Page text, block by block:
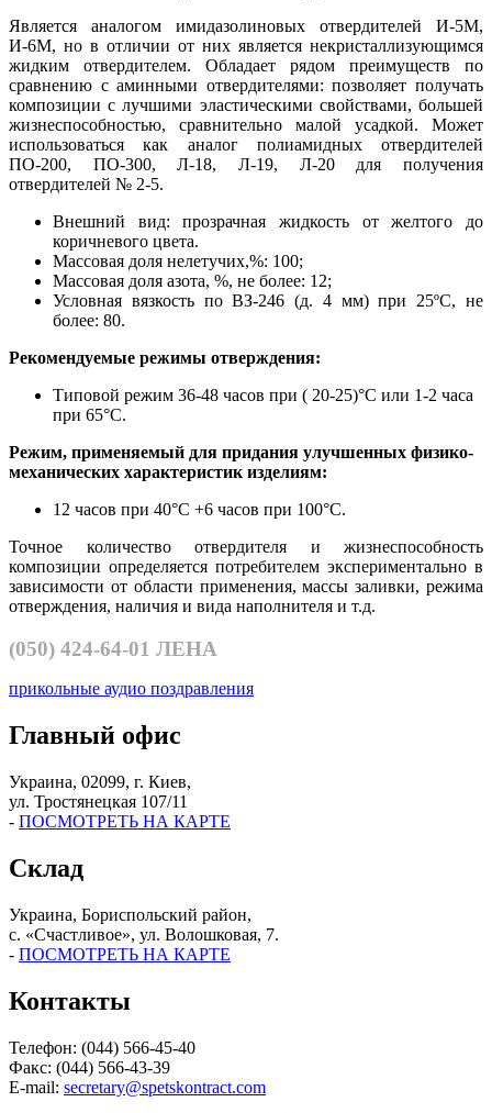
Является аналогом имидазолиновых отвердителей И-5М,
И-6М, но в отличии от них является некристаллизующимся
жидким отвердителем. Обладает рядом преимуществ по
сравнению с аминными отвердителями: позволяет получать
композиции с лучшими эластическими свойствами, большей
жизнеспособностью, сравнительно малой усадкой. Может
использоваться как аналог полиамидных отвердителей
ПО-200, ПО-300, Л-18, Л-19, Л-20 для получения
отвердителей № 2-5.
Внешний вид: прозрачная жидкость от желтого до
коричневого цвета.
Массовая доля нелетучих,%: 100;
Массовая доля азота, %, не более: 12;
Условная вязкость по ВЗ-246 (д. 4 мм) при 25ºС, не
более: 80.
Рекомендуемые режимы отверждения:
Типовой режим 36-48 часов при ( 20-25)°С или 1-2 часа
при 65°С.
Режим, применяемый для придания улучшенных физико-
механических характеристик изделиям:
12 часов при 40°С +6 часов при 100°С.
Точное количество отвердителя и жизнеспособность
композиции определяется потребителем экспериментально в
зависимости от области применения, массы заливки, режима
отверждения, наличия и вида наполнителя и т.д.
(050) 424-64-01 ЛЕНА
прикольные аудио поздравления
Главный офис
Украина, 02099, г. Киев,
ул. Тростянецкая 107/11
- ПОСМОТРЕТЬ НА КАРТЕ
Склад
Украина, Бориспольский район,
с. «Счастливое», ул. Волошковая, 7.
- ПОСМОТРЕТЬ НА КАРТЕ
Контакты
Телефон: (044) 566-45-40
Факс: (044) 566-43-39
E-mail: secretary@spetskontract.com